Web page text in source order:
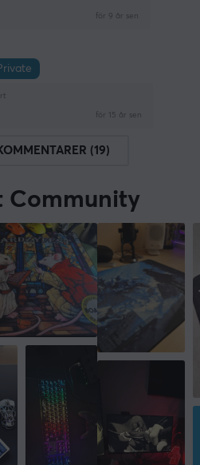
för 9 år sen
för 15 år sen
(19)
Community